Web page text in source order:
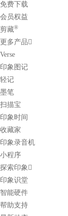
免费下载
会员权益
剪藏®
更多产品
Verse
印象图记
轻记
墨笔
扫描宝
印象时间
收藏家
印象录音机
小程序
探索印象
印象识堂
智能硬件
帮助支持